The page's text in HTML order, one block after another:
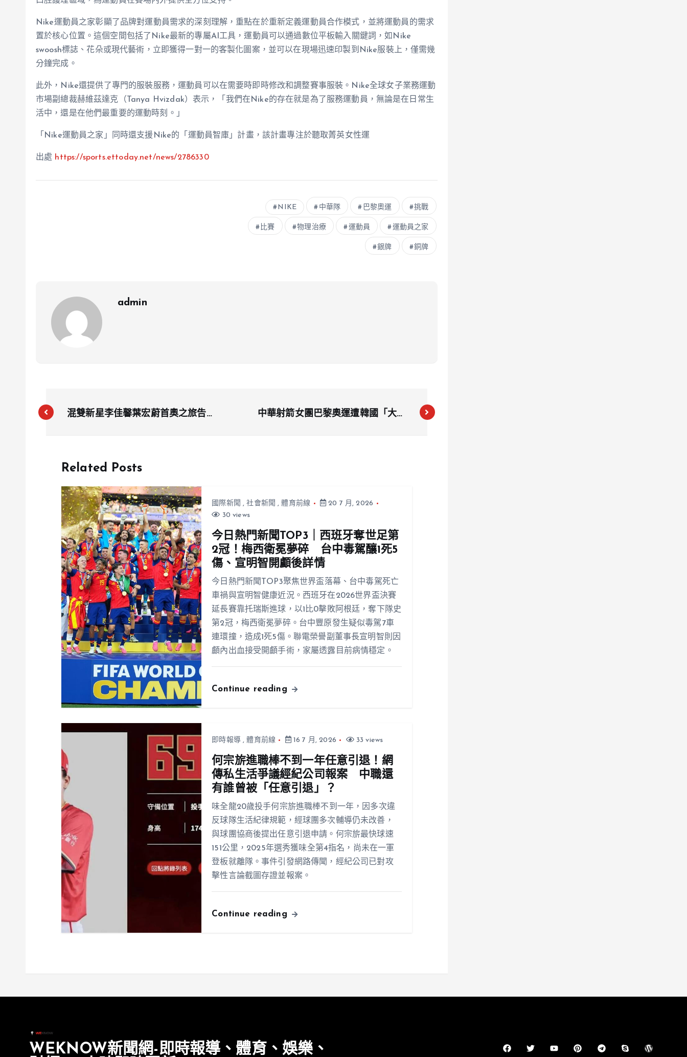
Nike運動員之家彰顯了品牌對運動員需求的深刻理解，重點在於重新定義運動員合作模式，並將運動員的需求
置於核心位置。這個空間包括了Nike最新的專屬AI工具，運動員可以通過數位平板輸入關鍵詞，如Nike
swoosh標誌、花朵或現代藝術，立即獲得一對一的客製化圖案，並可以在現場迅速印製到Nike服裝上，僅需幾
分鐘完成。
此外，Nike還提供了專門的服裝服務，運動員可以在需要時即時修改和調整賽事服裝。Nike全球女子業務運動
市場副總裁赫維茲達克（Tanya Hvizdak）表示，「我們在Nike的存在就是為了服務運動員，無論是在日常生
活中，還是在他們最重要的運動時刻。」
「Nike運動員之家」同時還支援Nike的「運動員智庫」計畫，該計畫專注於聽取菁英女性運
出處 https://sports.ettoday.net/news/2786330
NIKE 中華隊 巴黎奧運 挑戰
比賽 物理治療 運動員 運動員之家
銀牌 銅牌
admin
混雙新星李佳馨葉宏蔚首奧之旅告終
中華射箭女團巴黎奧運遭韓國「大魔
Related Posts
國際新聞 ,社會新聞 ,體育前線
20 7 月, 2026
30 views
今日熱門新聞TOP3｜西班牙奪世足第
2冠！梅西衛冕夢碎 台中毒駕釀1死5
傷、宣明智開顱後詳情
今日熱門新聞TOP3聚焦世界盃落幕、台中毒駕死亡
車禍與宣明智健康近況。西班牙在2026世界盃決賽
延長賽靠托瑞斯進球，以1比0擊敗阿根廷，奪下隊史
第2冠，梅西衛冕夢碎。台中豐原發生疑似毒駕7車
連環撞，造成1死5傷。聯電榮譽副董事長宣明智則因
顱內出血接受開顱手術，家屬透露目前病情穩定。
Continue reading
即時報導,體育前線 16 7 月, 2026 33 views
何宗旂進職棒不到一年任意引退！網
傳私生活爭議經紀公司報案 中職還
有誰曾被「任意引退」？
味全龍20歲投手何宗旂進職棒不到一年，因多次違
反球隊生活紀律規範，經球團多次輔導仍未改善，
與球團協商後提出任意引退申請。何宗旂最快球速
151公里，2025年選秀獲味全第4指名，尚未在一軍
登板就離隊。事件引發網路傳聞，經紀公司已對攻
擊性言論截圖存證並報案。
Continue reading
WEKNOW新聞網-即時報導、體育、娛樂、